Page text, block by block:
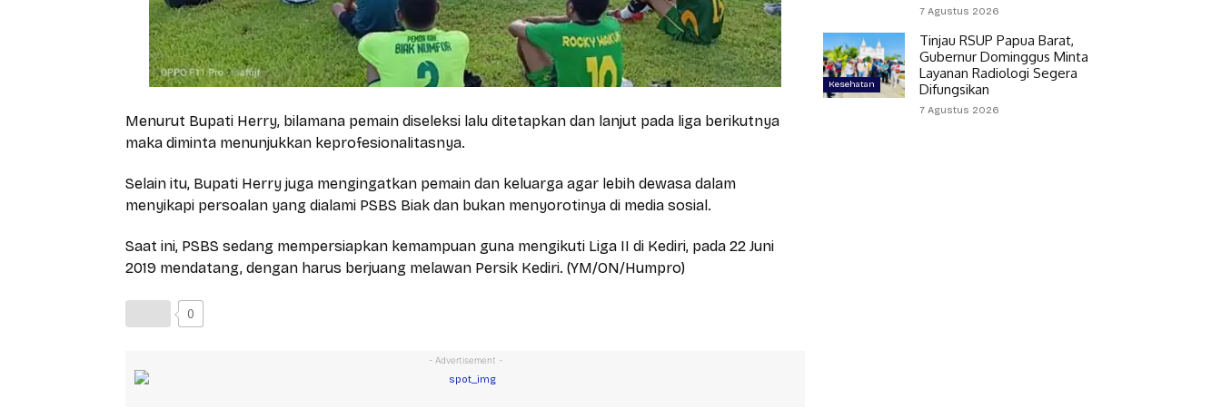
Menurut Bupati Herry, bilamana pemain diseleksi lalu ditetapkan dan lanjut pada liga berikutnya
maka diminta menunjukkan keprofesionalitasnya.
Selain itu, Bupati Herry juga mengingatkan pemain dan keluarga agar lebih dewasa dalam
menyikapi persoalan yang dialami PSBS Biak dan bukan menyorotinya di media sosial.
Saat ini, PSBS sedang mempersiapkan kemampuan guna mengikuti Liga II di Kediri, pada 22 Juni
2019 mendatang, dengan harus berjuang melawan Persik Kediri. (YM/ON/Humpro)
0
- Advertisement -
7 Agustus 2026
Kesehatan
Tinjau RSUP Papua Barat,
Gubernur Dominggus Minta
Layanan Radiologi Segera
Difungsikan
7 Agustus 2026